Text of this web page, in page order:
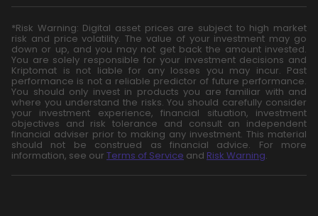
*Risk Warning: Digital asset prices are subject to high market
risk and price volatility. The value of your investment may go
down or up, and you may not get back the amount invested.
You are solely responsible for your investment decisions and
Kriptomat is not liable for any losses you may incur. Past
performance is not a reliable predictor of future performance.
You should only invest in products you are familiar with and
where you understand the risks. You should carefully consider
your investment experience, financial situation, investment
objectives and risk tolerance and consult an independent
financial adviser prior to making any investment. This material
should not be construed as financial advice. For more
information, see our Terms of Service and Risk Warning.